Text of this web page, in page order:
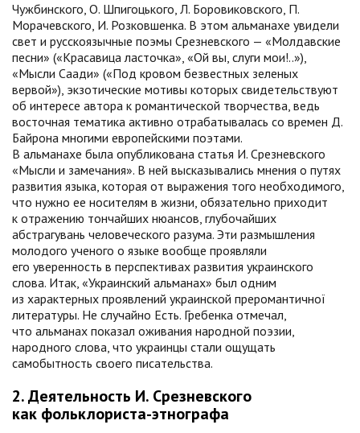
Чужбинского, О. Шпигоцького, Л. Боровиковского, П.
Морачевского, И. Розковшенка. В этом альманахе увидели
свет и русскоязычные поэмы Срезневского — «Молдавские
песни» («Красавица ласточка», «Ой вы, слуги мои!..»),
«Мысли Саади» («Под кровом безвестных зеленых
вервой»), экзотические мотивы которых свидетельствуют
об интересе автора к романтической творчества, ведь
восточная тематика активно отрабатывалась со времен Д.
Байрона многими европейскими поэтами.
В альманахе была опубликована статья И. Срезневского
«Мысли и замечания». В ней высказывались мнения о путях
развития языка, которая от выражения того необходимого,
что нужно ее носителям в жизни, обязательно приходит
к отражению тончайших нюансов, глубочайших
абстрагувань человеческого разума. Эти размышления
молодого ученого о языке вообще проявляли
его уверенность в перспективах развития украинского
слова. Итак, «Украинский альманах» был одним
из характерных проявлений украинской преромантичної
литературы. Не случайно Есть. Гребенка отмечал,
что альманах показал оживания народной поэзии,
народного слова, что украинцы стали ощущать
самобытность своего писательства.
2. Деятельность И. Срезневского
как фольклориста-этнографа